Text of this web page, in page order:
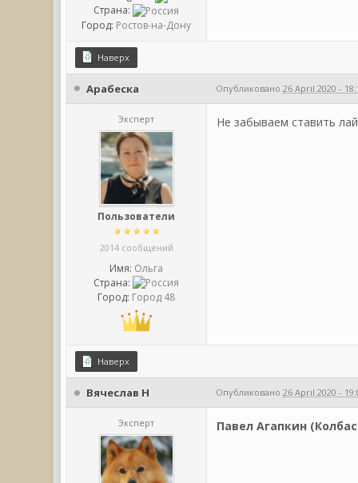
Страна:
Город: Ростов-на-Дону
Наверх
Арабеска Опубликовано26 April 2020 -
Эксперт
Пользователи
2014 сообщений
Имя: Ольга
Страна:
Город: Город 48
Не забываем ставить
Наверх
Вячеслав Н Опубликовано26 April 2020 -
Эксперт Павел Агапкин